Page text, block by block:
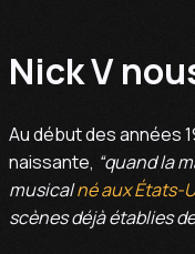
Nick V
Au début des années
naissante, “quand la
musicalné aux États-
scènes déjà établies